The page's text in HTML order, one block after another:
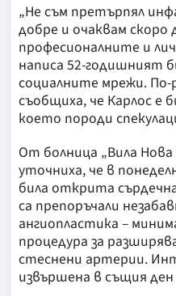
„Не съм претърпял
добре и очаквам скоро
професионалните и
написа 52-годишният
социалните мрежи. По-
съобщиха, че Карлос е
което породи
От болница „Вила
уточниха, че в
била открита
са препоръчали
ангиопластика –
процедура за
стеснени артерии.
извършена в същия